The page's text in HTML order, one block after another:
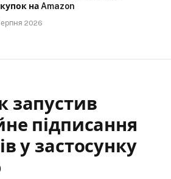
на Amazon
2026
запустив
підписання
у застосунку